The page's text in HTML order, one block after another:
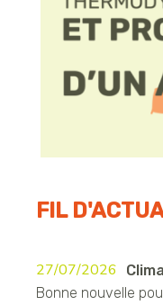
FIL
27/07/2026
Bonne nouvelle